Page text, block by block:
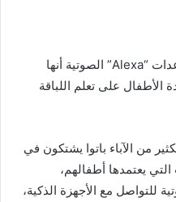
أكدت شركة أمازون المصنعة لمساعدات “Alexa” الصوتية أنها
على تعلم اللباقة
من الآباء باتوا يشتكون في
يعتمدها أطفالهم،
للتواصل مع الأجهزة الذكية،